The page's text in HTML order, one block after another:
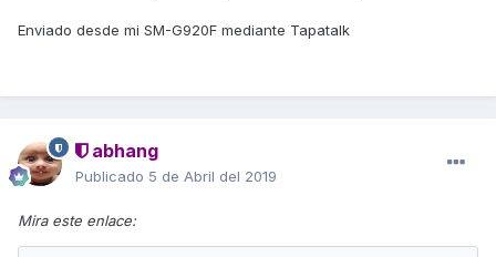
Enviado desde mi SM-G920F mediante Tapatalk
abhang
Publicado 5 de Abril del 2019
Mira este enlace: